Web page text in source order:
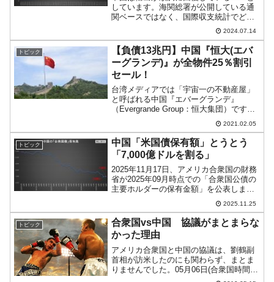
しています。海関総署が公開している通
関ベースではなく、国際収支統計でどう
なっているのかを見てみましょう。公開
されているのは2024年06月28日「2024年
第1四半期まで」です。国際収支統計の
「貿易収支・...
2024.07.14
トピック
【負債13兆円】中国『恒大(エバ
ーグランデ)』が全物件25％割引
セール！
台湾メディアでは「宇宙一の不動産屋」
と呼ばれる中国『エバーグランデ』
（Evergrande Group：恒大集団）です
が、「2021年02月18～28日は25％割引セ
ール」を実施すると発表しました。『エ
バーグランデ』は、2020年09月07...
2021.02.05
トピック
中国「米国債保有額」とうとう
「7,000億ドルを割る」
2025年11月17日、アメリカ合衆国の財務
省が2025年09月時点での「合衆国公債の
主要ホルダーの保有金額」を公表しまし
た。2025年09月中国：7,005億ドル⇒参
照・引用元：『アメリカ合衆国 財務省』
「Table 5: Major F...
2025.11.25
トピック
合衆国vs中国 協議がまとまらな
かった理由
アメリカ合衆国と中国の協議は、劉鶴副
首相が訪米したのにも関わらず、まとま
りませんでした。05月06日(合衆国時間05
月05日)にトランプ大統領が怒りのtweet